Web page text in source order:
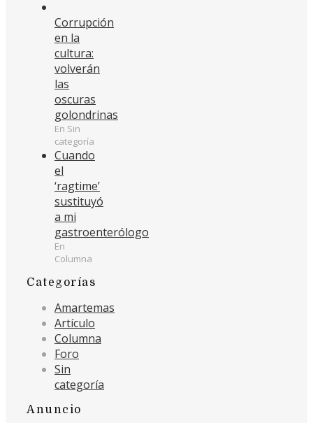
Corrupción
en la
cultura:
volverán
las
oscuras
golondrinas
En Sin
categoría
Cuando
el
‘ragtime’
sustituyó
a mi
gastroenterólogo
En
Columna
Categorías
Amartemas
Artículo
Columna
Foro
Sin
categoría
Anuncio